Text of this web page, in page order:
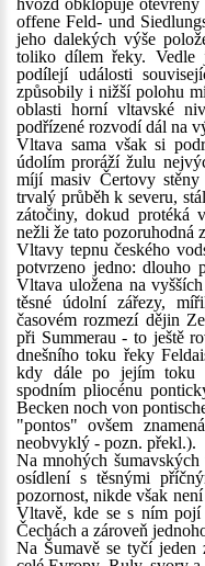
hvozd obklopuje
offene Feld- und
jeho dalekých výše
toliko dílem řeky. Vedle
podílejí události
způsobily i nižší polohu
oblasti horní vltavské
podřízené rozvodí dál na
Vltava sama však si
údolím proráží žulu
míjí masiv Čertovy
trvalý průběh k severu,
zátočiny, dokud protéká
nežli že tato pozoruhodná
Vltavy tepnu českého
potvrzeno jedno: dlouho
Vltava uložena na
těsné údolní zářezy,
časovém rozmezí dějin
při Summerau - to ještě
dnešního toku řeky
kdy dále po jejím toku
spodním pliocénu
Becken noch von
"pontos" ovšem
neobvyklý - pozn. překl.).
Na mnohých
osídlení s těsnými
pozornost, nikde však
Vltavě, kde se s ním
Čechách a zároveň
Na Šumavě se tyčí jeden